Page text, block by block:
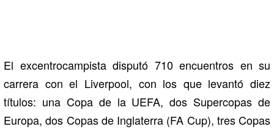
El excentrocampista disputó 710 encuentros en su
carrera con el Liverpool, con los que levantó diez
títulos: una Copa de la UEFA, dos Supercopas de
Europa, dos Copas de Inglaterra (FA Cup), tres Copas